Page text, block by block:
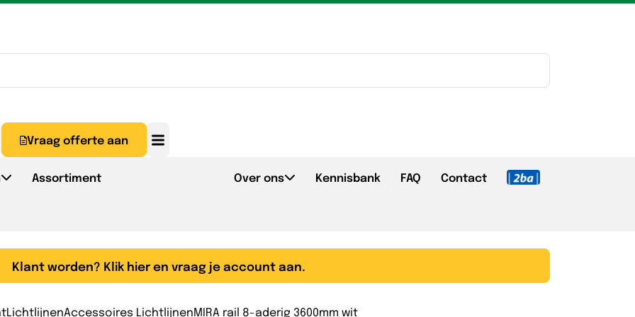
Vraag offerte aan
Assortiment Over ons Kennisbank FAQ Contact
Klant worden? Klik hier en vraag je account aan.
LichtlijnenAccessoires LichtlijnenMIRA rail 8-aderig 3600mm wit